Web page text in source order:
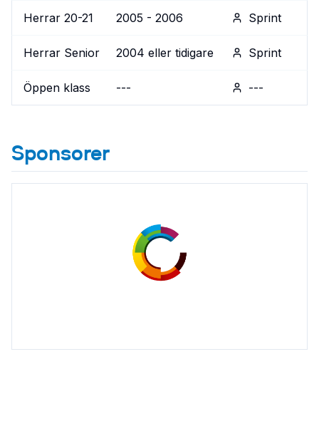
Herrar 20-21 2005 - 2006 Sprint
Herrar Senior 2004 eller tidigare Sprint
Öppen klass --- ---
Sponsorer